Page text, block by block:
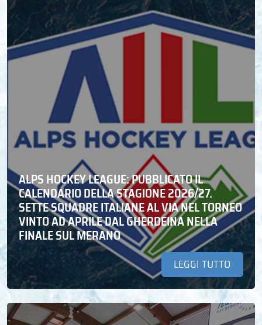
ALPS HOCKEY LEAGUE: PUBBLICATO IL
CALENDARIO DELLA STAGIONE 2026/27.
SETTE SQUADRE ITALIANE AL VIA NEL TORNEO
VINTO AD APRILE DAL GHERDEINA NELLA
FINALE SUL MERANO
LEGGI TUTTO